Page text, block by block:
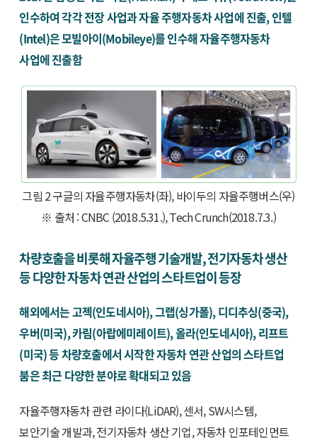
인수하여 각각 전장 사업과 자율 주행자동차 사업에 진출, 인텔
(Intel)은 모빌아이(Mobileye)를 인수해 자율주행자동차
사업에 진출함
그림 2 구글의 자율주행자동차(좌), 바이두의 자율주행버스(우)
※ 출처 : CNBC (2018.5.31.), Tech Crunch(2018.7.3.)
차량호출을 비롯해 자율주행 기술개발, 전기자동차 생산
등 다양한 자동차 연관 산업의 스타트업이 등장
해외에서는 고젝(인도네시아), 그랩(싱가폴), 디디추싱(중국),
우버(미국), 카림(아랍에미레이트), 올라(인도네시아), 리프트
(미국) 등 차량호출에서 시작한 자동차 연관 산업의 스타트업
붐은 최근 다양한 분야로 확대되고 있음
자율주행자동차 관련 라이다(LiDAR), 센서, SW시스템,
보안기술 개발과, 전기자동차 생산 기업, 자동차 인포테인먼트